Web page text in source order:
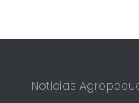
Noticias